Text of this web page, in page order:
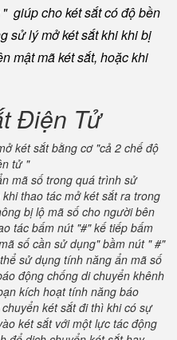
giúp cho két sắt có độ bền
sử lý mở két sắt khi khi bị
mật mã két sắt, hoặc khi
Điện Tử
két sắt bằng cơ "cả 2 chế độ
tử "
mã số trong quá trình sử
thao tác mở két sắt ra trong
bị lộ mã số cho người bên
tác bấm nút "#" kế tiếp bấm
số cần sử dụng" bầm nút " #"
sử dụng tính năng ẩn mã số
động chống di chuyển khênh
kích hoạt tính năng báo
két sắt đi thì khi có sự
két sắt với một lực tác động